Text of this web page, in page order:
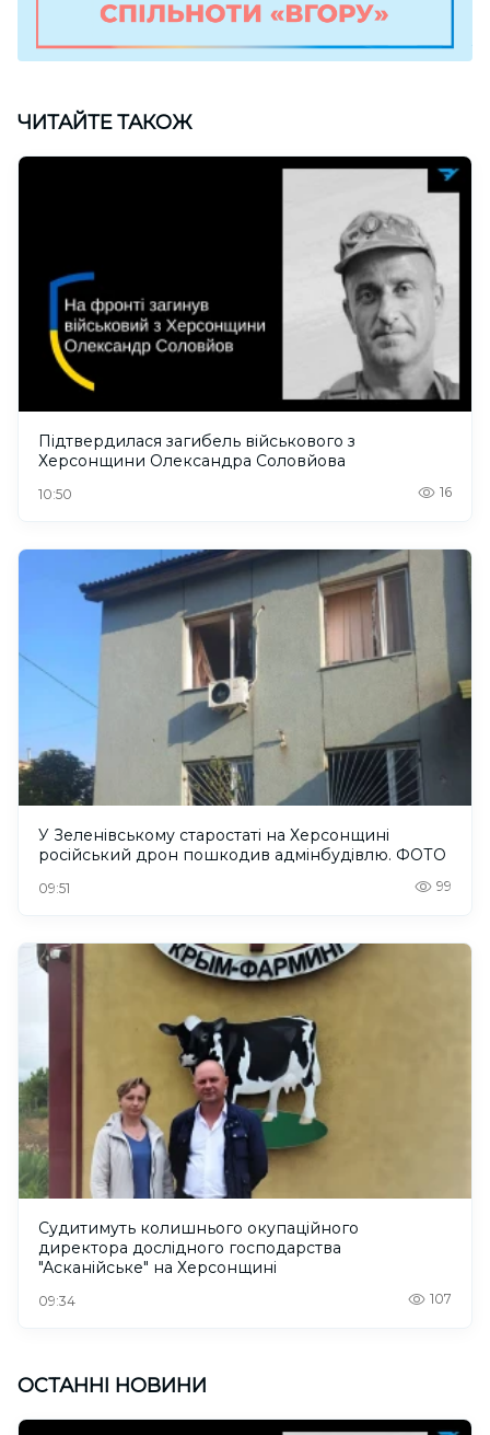
ЧИТАЙТЕ ТАКОЖ
Підтвердилася загибель військового з
Херсонщини Олександра Соловйова
10:50 16
У Зеленівському старостаті на Херсонщині
російський дрон пошкодив адмінбудівлю. ФОТО
09:51 99
Судитимуть колишнього окупаційного
директора дослідного господарства
"Асканійське" на Херсонщині
09:34 107
ОСТАННІ НОВИНИ